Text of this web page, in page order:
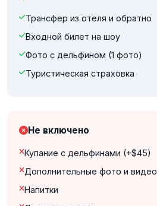
Трансфер из отеля и обратно
Входной билет на шоу
Фото с дельфином (1 фото)
Туристическая страховка
Не включено
Купание с дельфинами (+$45)
Дополнительные фото и видео
Напитки